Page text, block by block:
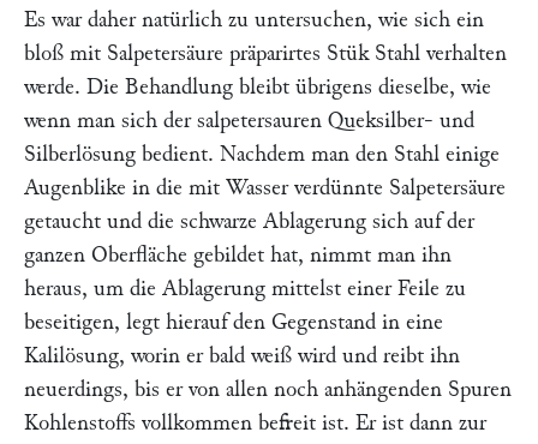
Es war daher natürlich zu untersuchen, wie sich ein
bloß mit Salpetersäure präparirtes Stük Stahl verhalten
werde. Die Behandlung bleibt übrigens dieselbe, wie
wenn man sich der salpetersauren Queksilber- und
Silberlösung bedient. Nachdem man den Stahl einige
Augenblike in die mit Wasser verdünnte Salpetersäure
getaucht und die schwarze Ablagerung sich auf der
ganzen Oberfläche gebildet hat, nimmt man ihn
heraus, um die Ablagerung mittelst einer Feile zu
beseitigen, legt hierauf den Gegenstand in eine
Kalilösung, worin er bald weiß wird und reibt ihn
neuerdings, bis er von allen noch anhängenden Spuren
Kohlenstoffs vollkommen befreit ist. Er ist dann zur